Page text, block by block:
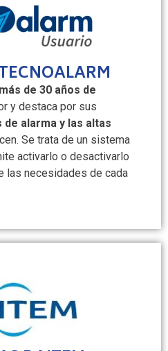
más de 30 años de
y destaca por sus
alarma y las altas
Se trata de un sistema
activarlo o desactivarlo
las necesidades de cada